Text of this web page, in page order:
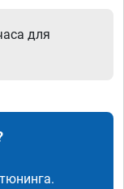
для